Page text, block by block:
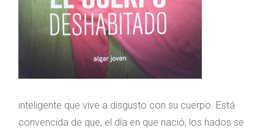
inteligente que vive a disgusto con su cuerpo. Está
convencida de que, el día en que nació, los hados se